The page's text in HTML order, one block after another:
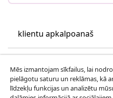
klientu apkalpoanaš
vidaXL
Mēs izmantojam sīkfailus, lai
pielāgotu saturu un reklāmas, kā
līdzekļu funkcijas un analizētu